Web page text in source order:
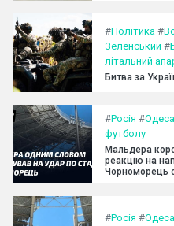
#Політика #
Зеленський #
літальний
Битва за
#Росія #Одеса
футболу
Мальдера
реакцію на
Чорноморець
#Росія #Одеса